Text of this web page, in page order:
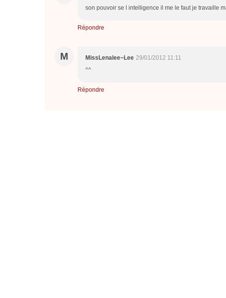
son pouvoir se l intelligence il me le faut je travaille
Répondre
M MissLenalee~Lee 29/01/2012 11:11
^^
Répondre